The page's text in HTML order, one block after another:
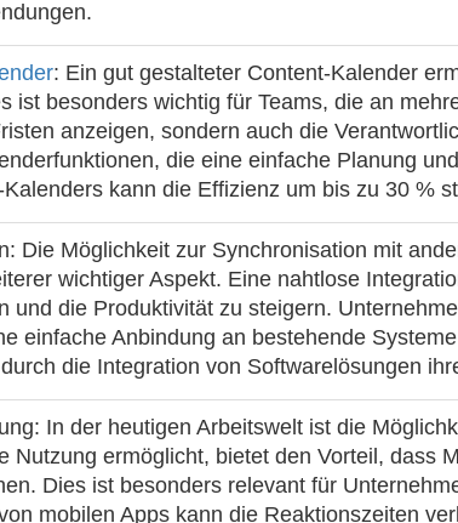
: Ein gut gestalteter Content-Kalender
ist besonders wichtig für Teams, die an
anzeigen, sondern auch die
die eine einfache Planung
kann die Effizienz um bis zu 30 %
: Die Möglichkeit zur Synchronisation mit
wichtiger Aspekt. Eine nahtlose
und die Produktivität zu steigern.
einfache Anbindung an bestehende
die Integration von Softwarelösungen
: In der heutigen Arbeitswelt ist die
Nutzung ermöglicht, bietet den Vorteil, dass
Dies ist besonders relevant für
mobilen Apps kann die Reaktionszeiten